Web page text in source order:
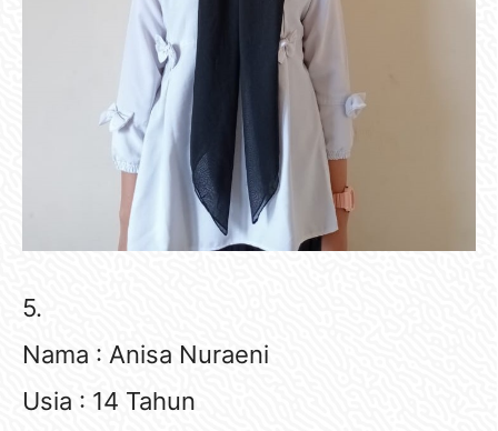
5.
Nama : Anisa Nuraeni
Usia : 14 Tahun